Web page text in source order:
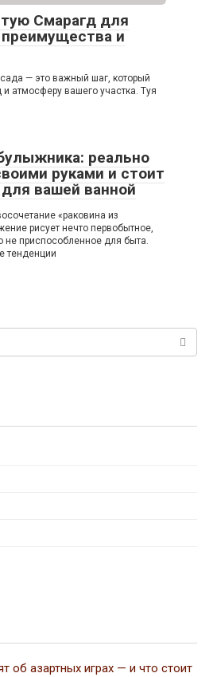
Смарагд для
преимущества и
— это важный шаг, который
атмосферу вашего участка. Туя
реально
руками и стоит
вашей ванной
«раковина из
рисует нечто первобытное,
не приспособленное для быта.
тенденции
об азартных играх — и что стоит